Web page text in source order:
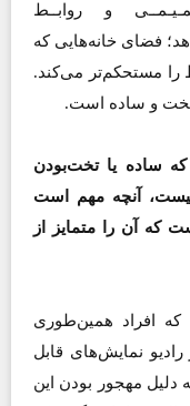
و روابــط
فضای خانه‌هایی که
را مستحکم‌تر می‌کند.
تخت و ساده است.
ساده یا تخت‌بودن
آنچه مهم است
که آن را متمایز از
که افراد همین‌طوری
نمایش‌های قابل
دلیل مهجور بودن این